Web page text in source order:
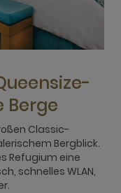
Berge
Classic-
Bergblick.
Refugium eine
schnelles WLAN,